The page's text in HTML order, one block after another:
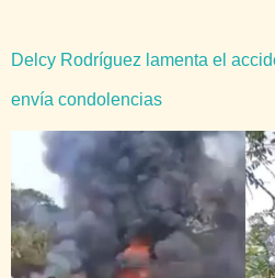
Delcy Rodríguez lamenta el
envía condolencias